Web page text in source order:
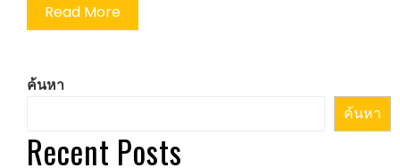
Read More
ค้นหา
ค้นหา
Recent Posts